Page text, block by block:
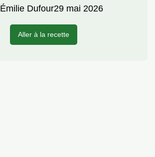
Émilie Dufour29 mai 2026
Aller à la recette